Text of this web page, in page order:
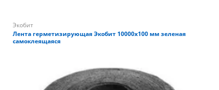
Экобит
Лента герметизирующая Экобит 10000х100 мм зеленая
самоклеящаяся